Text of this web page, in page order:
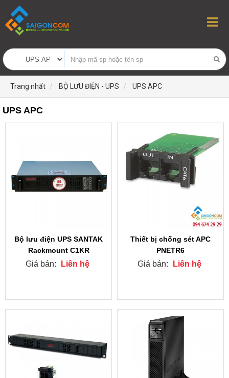
Trang nhất BỘ LƯU ĐIỆN - UPS UPS APC
UPS APC
Bộ lưu điện UPS SANTAK
Rackmount C1KR
Giá bán: Liên hệ
Thiết bị chống sét APC
PNETR6
Giá bán: Liên hệ